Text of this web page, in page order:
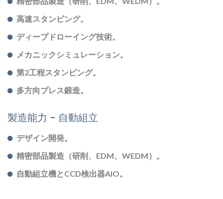
高速スタンピング。
ディープドローイング技術。
メカニックシミュレーション。
第2工程スタンピング。
多方向プレス鍛造。
製造能力 - 自動組立
デザイン開発。
精密部品製造（研削、EDM、WEDM）。
自動組立機とCCD検出器AIO。